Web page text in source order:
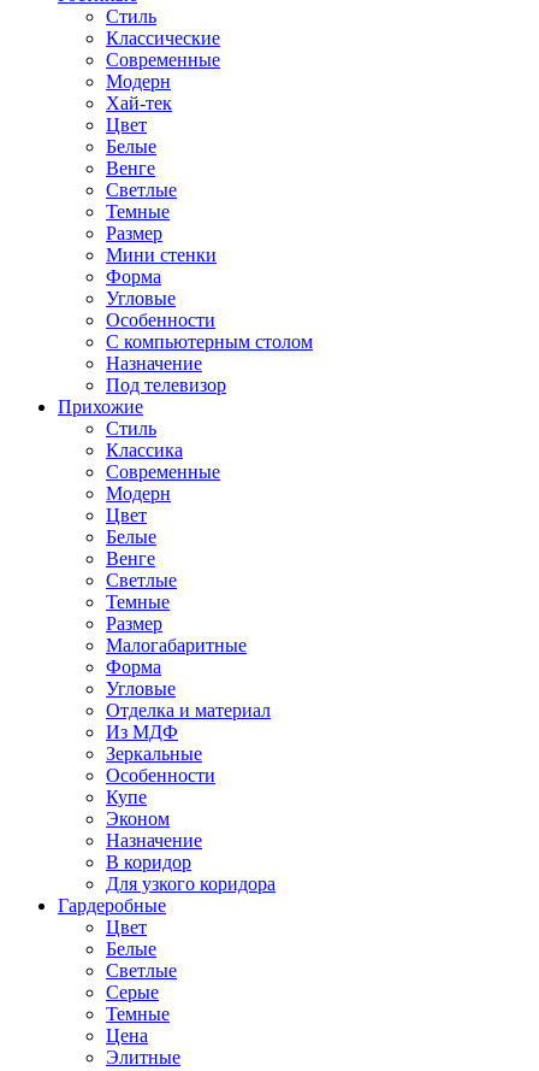
Стиль
Классические
Современные
Модерн
Хай-тек
Цвет
Белые
Венге
Светлые
Темные
Размер
Мини стенки
Форма
Угловые
Особенности
С компьютерным столом
Назначение
Под телевизор
Прихожие
Стиль
Классика
Современные
Модерн
Цвет
Белые
Венге
Светлые
Темные
Размер
Малогабаритные
Форма
Угловые
Отделка и материал
Из МДФ
Зеркальные
Особенности
Купе
Эконом
Назначение
В коридор
Для узкого коридора
Гардеробные
Цвет
Белые
Светлые
Серые
Темные
Цена
Элитные